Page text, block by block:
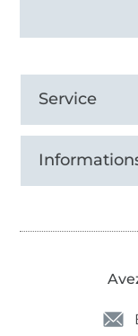
Voir tous
Service